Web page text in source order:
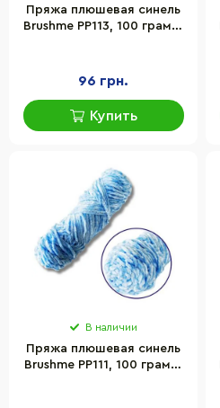
Пряжа плюшевая синель
Brushme PP113, 100 грамм,
96 грн.
Купить
В наличии
Пряжа плюшевая синель
Brushme PP111, 100 грамм,